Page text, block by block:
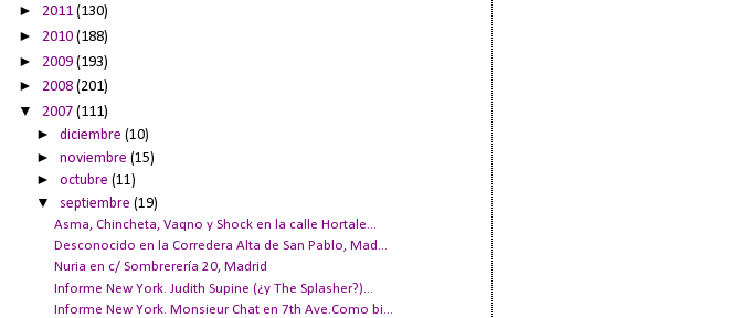
► 2011 (130)
► 2010 (188)
► 2009 (193)
► 2008 (201)
▼ 2007 (111)
►diciembre(10)
►noviembre(15)
►octubre(11)
▼ septiembre(19)
Asma, Chincheta, Vaqno y Shock en la calle Hortale...
Desconocido en la Corredera Alta de San Pablo, Mad...
Nuria en c/ Sombrerería 20, Madrid
Informe New York. Judith Supine (¿y The Splasher?)...
Informe New York. Monsieur Chat en 7th Ave.Como bi...